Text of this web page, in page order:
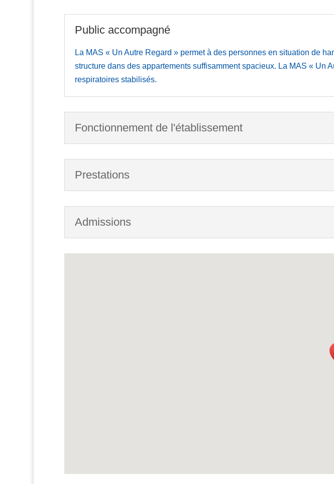
Public accompagné
La MAS « Un Autre Regard » permet à des personnes en situation de
structure dans des appartements suffisamment spacieux. La MAS «
respiratoires stabilisés.
Fonctionnement de l'établissement
Prestations
Admissions